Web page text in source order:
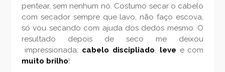
pentear, sem nenhum nó. Costumo secar o cabelo
com secador sempre que lavo, não faço escova,
só vou secando com ajuda dos dedos mesmo. O
resultado depois de seco me deixou
impressionada: cabelo discipliado, leve e com
muito brilho!